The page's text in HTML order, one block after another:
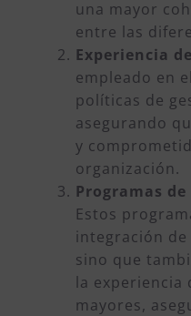
una mayor
entre las
Experiencia
empleado en
políticas de
asegurando
y
organización.
Programas
Estos
integración de
sino que
la experiencia
mayores,